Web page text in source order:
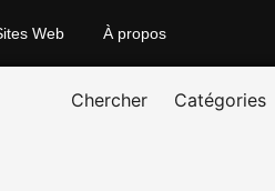
Web À propos
Chercher Catégories